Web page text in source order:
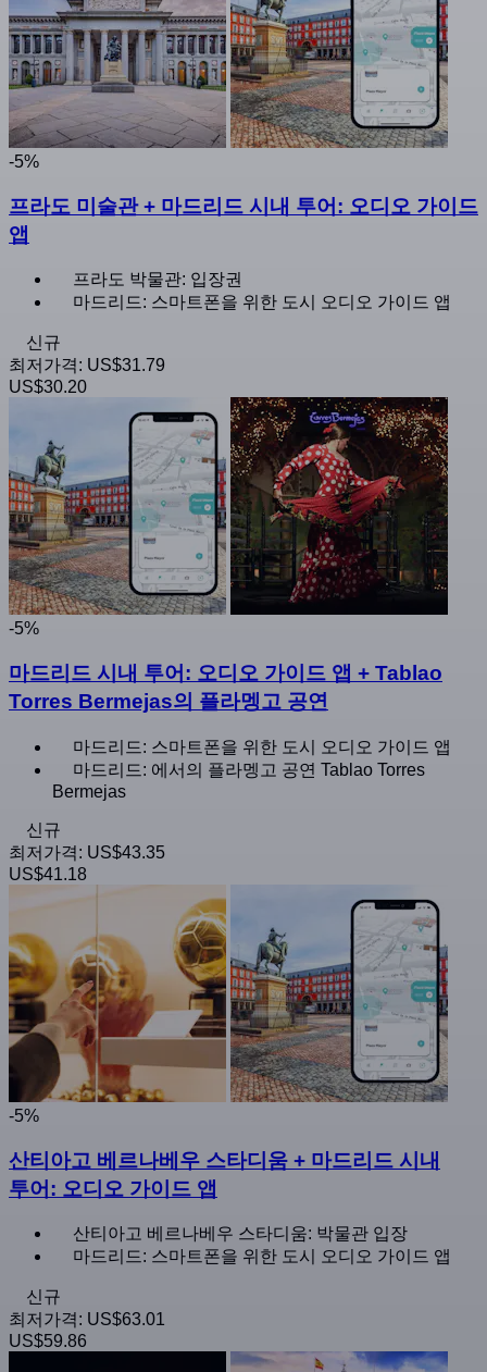
-5%
프라도 미술관 + 마드리드 시내 투어: 오디오 가이드
앱
프라도 박물관: 입장권
마드리드: 스마트폰을 위한 도시 오디오 가이드 앱
신규
최저가격: US$31.79
US$30.20
-5%
마드리드 시내 투어: 오디오 가이드 앱 + Tablao
Torres Bermejas의 플라멩고 공연
마드리드: 스마트폰을 위한 도시 오디오 가이드 앱
마드리드: 에서의 플라멩고 공연 Tablao Torres
Bermejas
신규
최저가격: US$43.35
US$41.18
-5%
산티아고 베르나베우 스타디움 + 마드리드 시내
투어: 오디오 가이드 앱
산티아고 베르나베우 스타디움: 박물관 입장
마드리드: 스마트폰을 위한 도시 오디오 가이드 앱
신규
최저가격: US$63.01
US$59.86